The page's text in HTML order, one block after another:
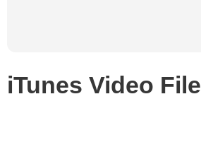
iTunes Video File